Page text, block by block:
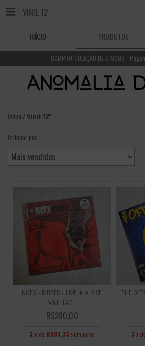
VINIL 12''
INÍCIO PRODUTOS
COMPRO COLEÇÃO DE DISCOS -
Início /Vinil 12''
Ordenar por
NOFX - RIBBED - LIVE IN A DIVE
VINIL LAC...
R$280,00
3 x de R$93,33 sem juros
THE
3 x